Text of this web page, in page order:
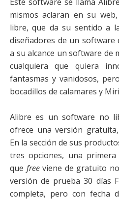
mismos aclaran en su
libre, que da su sentido a
diseñadores de un software
a su alcance un software de
cualquiera que quiera
fantasmas y vanidosos,
bocadillos de calamares y
Alibre es un software no
ofrece una versión
En la sección de sus
tres opciones, una primera
que freeviene de gratuito
versión de prueba 30 días
completa, pero con fecha